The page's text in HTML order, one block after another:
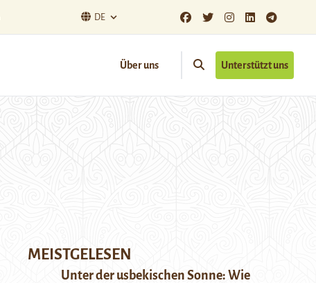
DE
Über uns Unterstützt uns
MEISTGELESEN
Unter der usbekischen Sonne: Wie